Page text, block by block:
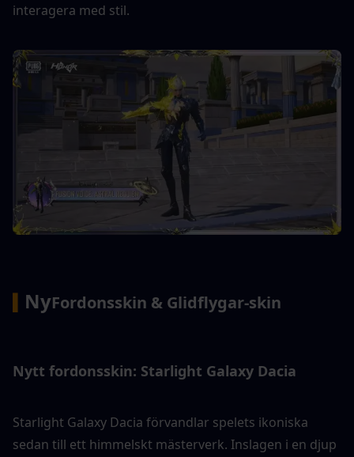
interagera med stil.
NyFordonsskin & Glidflygar-skin
Nytt fordonsskin: Starlight Galaxy Dacia
Starlight Galaxy Dacia förvandlar spelets ikoniska
sedan till ett himmelskt mästerverk. Inslagen i en djup